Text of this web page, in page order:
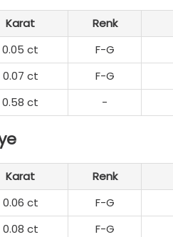
Karat Renk
0.05 ct F-G
0.07 ct F-G
0.58 ct -
Karat Renk
0.06 ct F-G
0.08 ct F-G